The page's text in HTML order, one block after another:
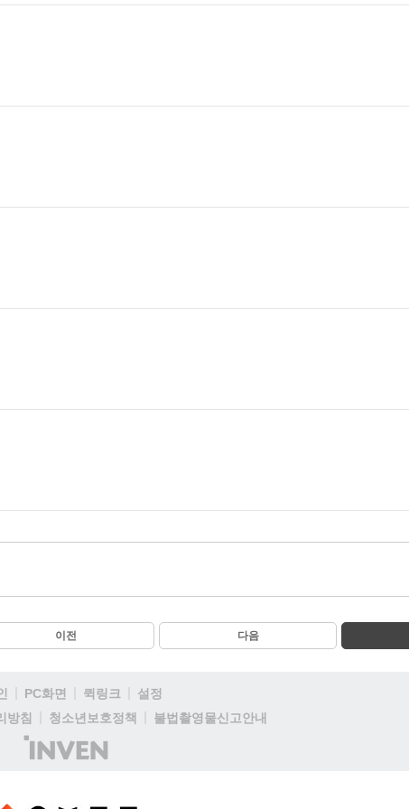
이전 다음
PC화면 퀵링크
설정
방침 청소년보호정책
불법촬영물신고안내
(주)
인